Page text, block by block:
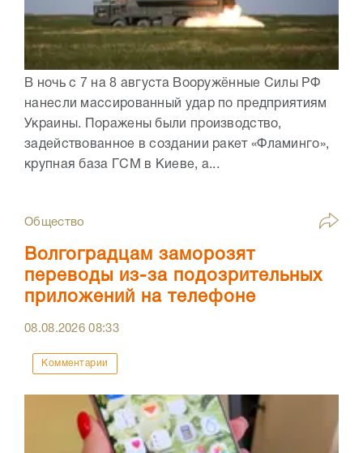
В ночь с 7 на 8 августа Вооружённые Силы РФ
нанесли массированный удар по предприятиям
Украины. Поражены были производство,
задействованное в создании ракет «Фламинго»,
крупная база ГСМ в Киеве, а...
Общество
Волгоградцам заморозят
переводы из-за подозрительных
приложений на телефоне
08.08.202608:33
Комментарии